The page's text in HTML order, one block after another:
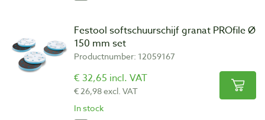
Festool softschuurschijf granat PROfile Ø
150 mm set
Productnumber: 12059167
€ 32,65 incl. VAT
€ 26,98 excl. VAT
In stock